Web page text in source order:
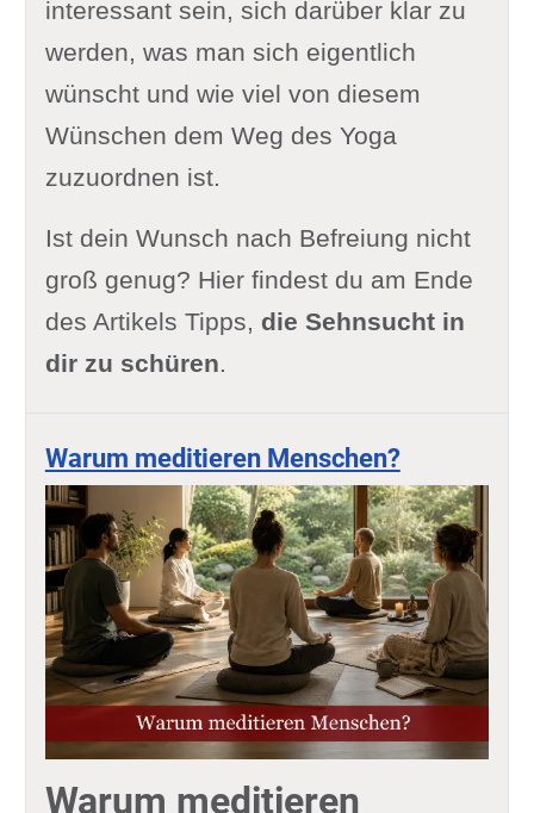
interessant sein, sich darüber klar zu
werden, was man sich eigentlich
wünscht und wie viel von diesem
Wünschen dem Weg des Yoga
zuzuordnen ist.
Ist dein Wunsch nach Befreiung nicht
groß genug? Hier findest du am Ende
des Artikels Tipps, die Sehnsucht in
dir zu schüren.
Warum meditieren Menschen?
Warum meditieren